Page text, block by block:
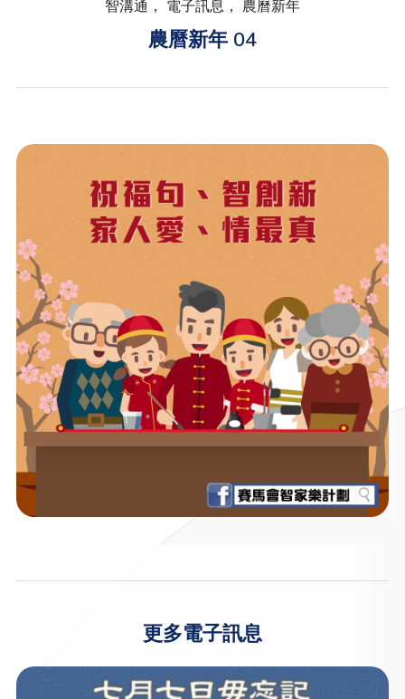
智溝通， 電子訊息， 農曆新年
農曆新年 04
更多電子訊息